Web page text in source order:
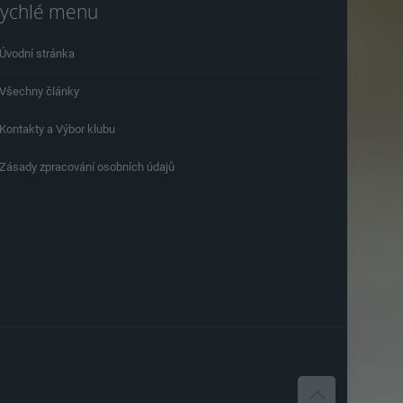
menu
stránka
články
a Výbor klubu
zpracování osobních údajů